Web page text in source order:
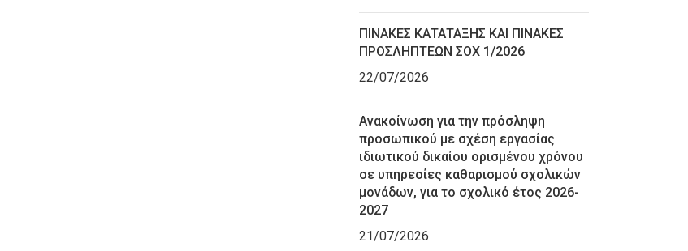
ΠΙΝΑΚΕΣ ΚΑΤΑΤΑΞΗΣ ΚΑΙ ΠΙΝΑΚΕΣ
ΠΡΟΣΛΗΠΤΕΩΝ ΣΟΧ 1/2026
22/07/2026
Ανακοίνωση για την πρόσληψη
προσωπικού με σχέση εργασίας
ιδιωτικού δικαίου ορισμένου χρόνου
σε υπηρεσίες καθαρισμού σχολικών
μονάδων, για το σχολικό έτος 2026-
2027
21/07/2026